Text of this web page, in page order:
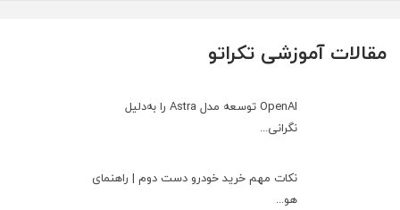
مقالات آموزشی تکراتو
OpenAI توسعه مدل Astra را به‌دلیل
نگرانی...
نکات مهم خرید خودرو دست دوم | راهنمای
هو...